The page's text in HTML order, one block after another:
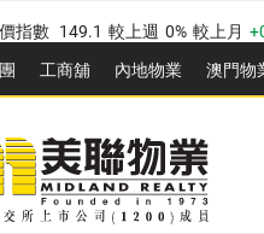
指數 149.1 較上週 0% 較上月
指數 157.4 較上週 -0.3% 較上月
指數 156.4 較上週 -0.1% 較上月
指數 134.8 較上週 0.1%
指數 77.1 較上週 0.7% 較上月
工商舖 內地物業 澳門物
指數 149.1 較上週 0% 較上月